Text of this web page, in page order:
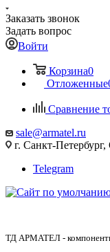
Заказать звонок
Задать вопрос
Войти
Корзина0
Отложенные
Сравнение
sale@armatel.ru
г. Санкт-
Telegram
ТД АРМАТЕЛ -